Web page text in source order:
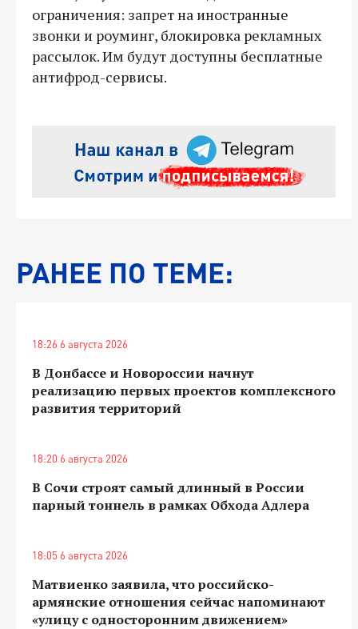
ограничения: запрет на иностранные
звонки и роуминг, блокировка рекламных
рассылок. Им будут доступны бесплатные
антифрод-сервисы.
РАНЕЕ ПО ТЕМЕ:
18:26 6 августа 2026
В Донбассе и Новороссии начнут
реализацию первых проектов комплексного
развития территорий
18:20 6 августа 2026
В Сочи строят самый длинный в России
парный тоннель в рамках Обхода Адлера
18:05 6 августа 2026
Матвиенко заявила, что российско-
армянские отношения сейчас напоминают
«улицу с односторонним движением»